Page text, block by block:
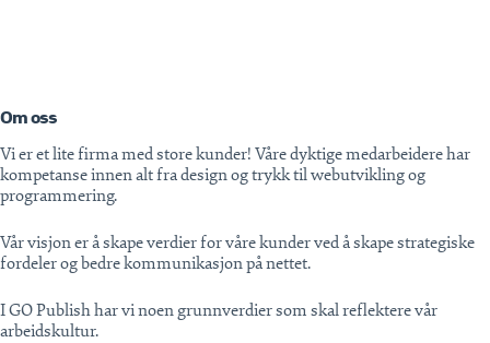
Om oss
Vi er et lite firma med store kunder! Våre dyktige medarbeidere har
kompetanse innen alt fra design og trykk til webutvikling og
programmering.
Vår visjon er å skape verdier for våre kunder ved å skape strategiske
fordeler og bedre kommunikasjon på nettet.
I GO Publish har vi noen grunnverdier som skal reflektere vår
arbeidskultur.